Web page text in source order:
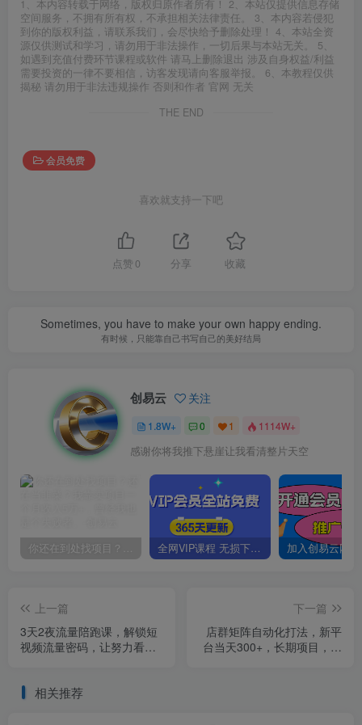
1、本内容转载于网络，版权归原作者所有！ 2、本站仅提供信息存储
空间服务，不拥有所有权，不承担相关法律责任。 3、本内容若侵犯
到你的版权利益，请联系我们，会尽快给予删除处理！ 4、本站全资
源仅供测试和学习，请勿用于非法操作，一切后果与本站无关。 5、
如遇到充值付费环节课程或软件 请马上删除退出 涉及自身权益/利益
需要投资的一律不要相信，访客发现请向客服举报。 6、本教程仅供
揭秘 请勿用于非法违规操作 否则和作者 官网 无关
THE END
会员免费
喜欢就支持一下吧
点赞 0 分享 收藏
Sometimes, you have to make your own happy ending.
有时候，只能靠自己书写自己的美好结局
创易云 关注
1.8W+ 0 1 1114W+
感谢你将我推下悬崖让我看清整片天空
你还在到处找项目？还在当韭菜？我靠卖项目一个月收入5万+，曾经我也是个失败者。 全网VIP课程 无损下载~
上一篇
3天2夜流量陪跑课，解锁短
视频流量密码，让努力看得
下一篇
店群矩阵自动化打法，新平
台当天300+，长期项目，保
相关推荐